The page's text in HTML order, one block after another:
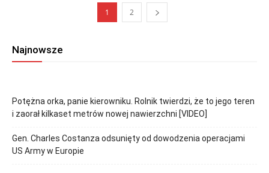
1 2
Najnowsze
Potężna orka, panie kierowniku. Rolnik twierdzi, że to jego teren
i zaorał kilkaset metrów nowej nawierzchni [VIDEO]
Gen. Charles Costanza odsunięty od dowodzenia operacjami
US Army w Europie